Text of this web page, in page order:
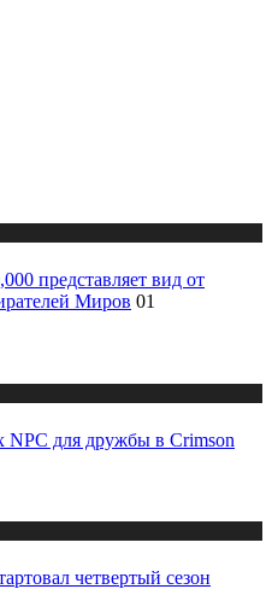
представляет вид от
Миров 01
для дружбы в Crimson
четвертый сезон